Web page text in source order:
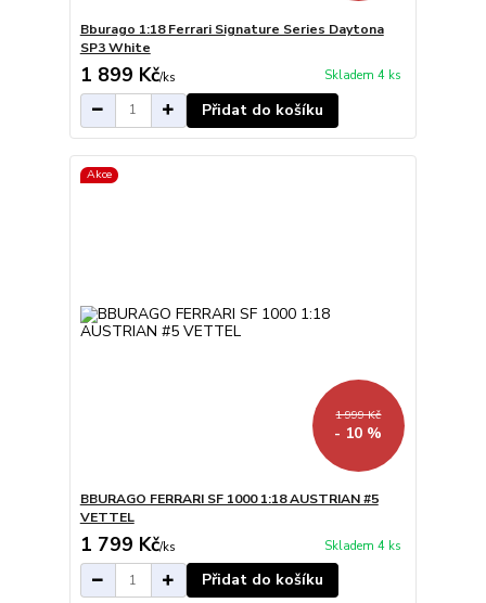
Bburago 1:18 Ferrari Signature Series Daytona
SP3 White
1 899 Kč/ks Skladem 4 ks
Přidat do košíku
Akce
1 999 Kč
- 10 %
BBURAGO FERRARI SF 1000 1:18 AUSTRIAN #5
VETTEL
1 799 Kč/ks Skladem 4 ks
Přidat do košíku